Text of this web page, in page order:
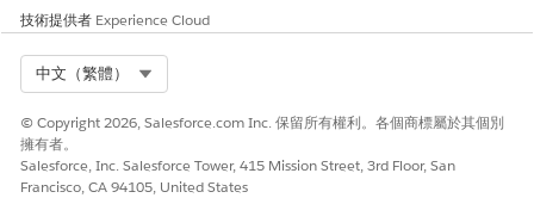
技術提供者 Experience Cloud
中文（繁體）
© Copyright 2026, Salesforce.com Inc. 保留所有權利。各個商標屬於其個別
擁有者。
Salesforce, Inc. Salesforce Tower, 415 Mission Street, 3rd Floor, San
Francisco, CA 94105, United States